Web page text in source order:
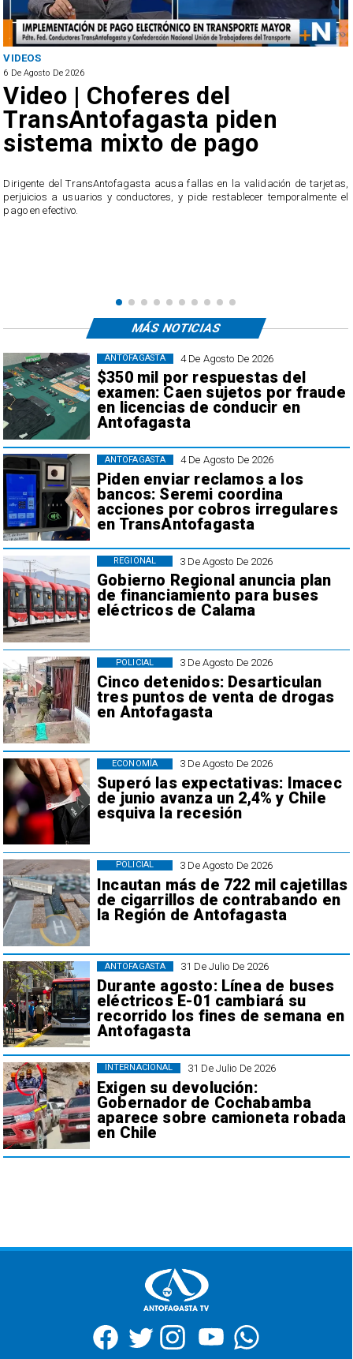
VIDEOS
6 De Agosto De 2026
Video | Choferes del
TransAntofagasta piden
sistema mixto de pago
​Dirigente del TransAntofagasta acusa fallas en la validación de tarjetas,
perjuicios a usuarios y conductores, y pide restablecer temporalmente el
pago en efectivo.
4 De Agosto De 2026
$350 mil por respuestas del
examen: Caen sujetos por fraude
en licencias de conducir en
Antofagasta
ANTOFAGASTA
4 De Agosto De 2026
Piden enviar reclamos a los
bancos: Seremi coordina
acciones por cobros irregulares
en TransAntofagasta
ANTOFAGASTA
3 De Agosto De 2026
Gobierno Regional anuncia plan
de financiamiento para buses
eléctricos de Calama
REGIONAL
3 De Agosto De 2026
Cinco detenidos: Desarticulan
tres puntos de venta de drogas
en Antofagasta
POLICIAL
3 De Agosto De 2026
Superó las expectativas: Imacec
de junio avanza un 2,4% y Chile
esquiva la recesión
ECONOMÍA
3 De Agosto De 2026
Incautan más de 722 mil cajetillas
de cigarrillos de contrabando en
la Región de Antofagasta
POLICIAL
31 De Julio De 2026
Durante agosto: Línea de buses
eléctricos E-01 cambiará su
recorrido los fines de semana en
Antofagasta
ANTOFAGASTA
31 De Julio De 2026
Exigen su devolución:
Gobernador de Cochabamba
aparece sobre camioneta robada
en Chile
INTERNACIONAL
MÁS NOTICIAS